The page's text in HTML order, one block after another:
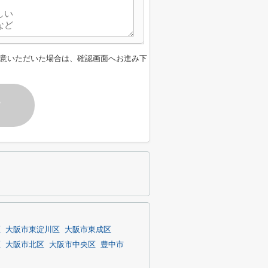
いただいた場合は、確認画面へお進み下
大阪市東淀川区
大阪市東成区
大阪市北区 大阪市中央区 豊中市